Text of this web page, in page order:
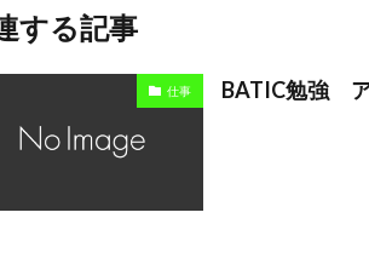
する記事
仕事 BATIC勉強